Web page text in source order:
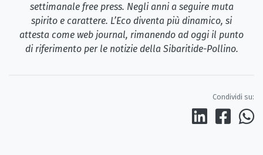
settimanale free press. Negli anni a seguire muta
spirito e carattere. L’Eco diventa più dinamico, si
attesta come web journal, rimanendo ad oggi il punto
di riferimento per le notizie della Sibaritide-Pollino.
Condividi su: